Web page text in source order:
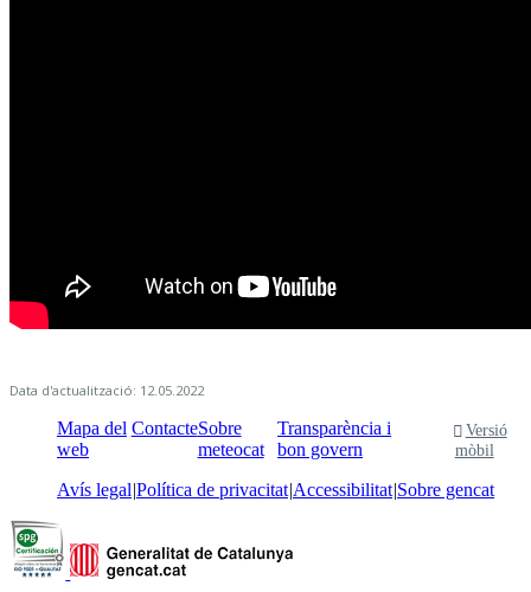
Data d'actualització: 12.05.2022
Mapa del
web
ContacteSobre
meteocat
Transparència i
bon govern
Versió
mòbil
Avís legal Política de privacitat Accessibilitat Sobre gencat